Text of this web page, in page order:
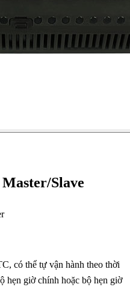
Slave
có thể tự vận hành theo thời
hẹn giờ chính hoặc bộ hẹn giờ